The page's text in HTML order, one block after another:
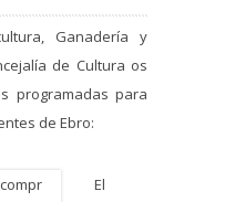
Ganadería y
de Cultura os
programadas para
de Ebro:
El